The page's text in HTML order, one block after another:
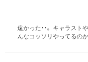
遠かった・・。 キャラス
んなコッソリやってるのか